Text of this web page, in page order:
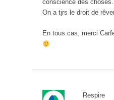
conscience des
On a tjrs le droit de
En tous cas, merci
Respire